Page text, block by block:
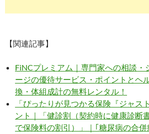
【関連記事】
FiNCプレミアム｜専門家への相談・
ージの優待サービス・ポイントとヘ
換・体組成計の無料レンタル！
「ぴったりが見つかる保険『ジャス
ント｜「健診割（契約時に健康診断
で保険料の割引）」｜｢糖尿病の合